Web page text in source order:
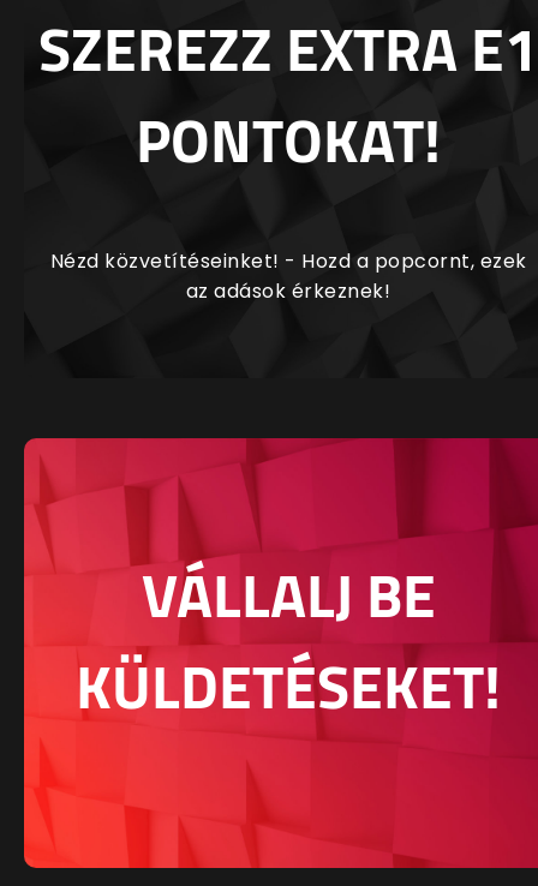
SZEREZZ EXTRA E1
PONTOKAT!
Nézd közvetítéseinket! - Hozd a popcornt, ezek
az adások érkeznek!
VÁLLALJ BE
KÜLDETÉSEKET!